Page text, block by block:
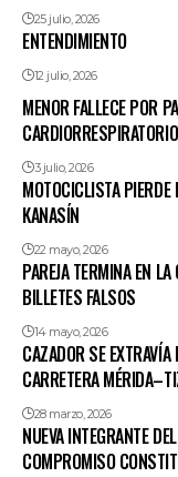
25 julio, 2026
ENTENDIMIENTO
12 julio, 2026
MENOR FALLECE POR
3 julio, 2026
MOTOCICLISTA
KANASÍN
22 mayo, 2026
PAREJA TERMINA EN
BILLETES FALSOS
14 mayo, 2026
CAZADOR SE
CARRETERA
28 marzo, 2026
NUEVA INTEGRANTE
COMPROMISO